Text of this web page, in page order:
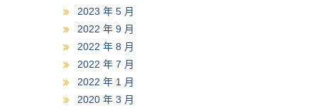
2023 年 5 月
2022 年 9 月
2022 年 8 月
2022 年 7 月
2022 年 1 月
2020 年 3 月